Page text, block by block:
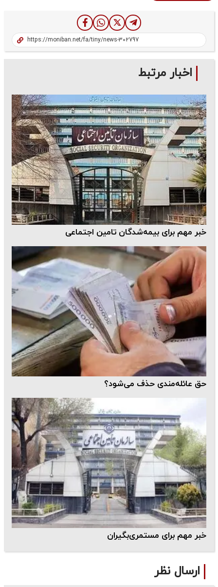
اخبار مرتبط
خبر مهم برای بیمه‌شدگان تامین اجتماعی
حق عائله‌مندی حذف می‌شود؟
خبر مهم برای مستمری‌بگیران
ارسال نظر